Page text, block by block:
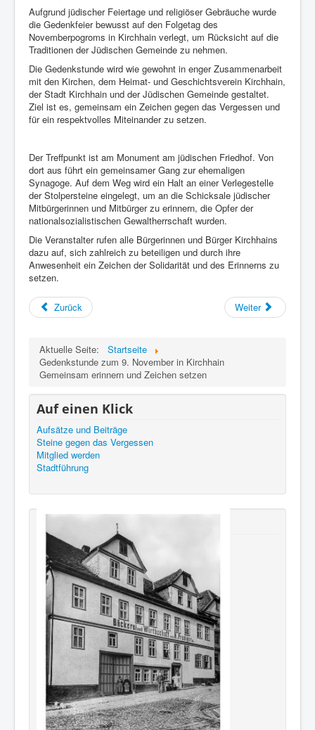
Aufgrund jüdischer Feiertage und religiöser Gebräuche wurde
die Gedenkfeier bewusst auf den Folgetag des
Novemberpogroms in Kirchhain verlegt, um Rücksicht auf die
Traditionen der Jüdischen Gemeinde zu nehmen.
Die Gedenkstunde wird wie gewohnt in enger Zusammenarbeit
mit den Kirchen, dem Heimat- und Geschichtsverein Kirchhain,
der Stadt Kirchhain und der Jüdischen Gemeinde gestaltet.
Ziel ist es, gemeinsam ein Zeichen gegen das Vergessen und
für ein respektvolles Miteinander zu setzen.
Der Treffpunkt ist am Monument am jüdischen Friedhof. Von
dort aus führt ein gemeinsamer Gang zur ehemaligen
Synagoge. Auf dem Weg wird ein Halt an einer Verlegestelle
der Stolpersteine eingelegt, um an die Schicksale jüdischer
Mitbürgerinnen und Mitbürger zu erinnern, die Opfer der
nationalsozialistischen Gewaltherrschaft wurden.
Die Veranstalter rufen alle Bürgerinnen und Bürger Kirchhains
dazu auf, sich zahlreich zu beteiligen und durch ihre
Anwesenheit ein Zeichen der Solidarität und des Erinnerns zu
setzen.
Zurück Weiter
Aktuelle Seite:
Startseite
Gedenkstunde zum 9. November in Kirchhain
Gemeinsam erinnern und Zeichen setzen
Auf einen Klick
Aufsätze und Beiträge
Steine gegen das Vergessen
Mitglied werden
Stadtführung
Neu erschienen